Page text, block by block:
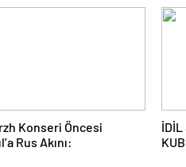
Konseri Öncesi
Rus Akını:
İDİL